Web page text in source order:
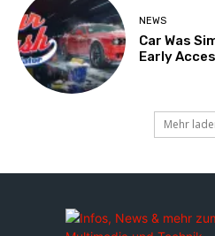
NEWS
Car Was
Early
Mehr